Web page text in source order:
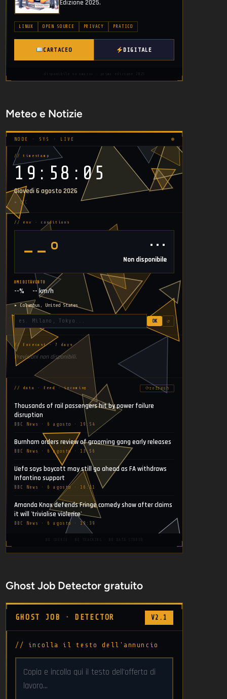
Edizione 2025.
LINUX OPEN SOURCE PRIVACY PRATICO
CARTACEO DIGITALE
Meteo e Notizie
NODE · SYS · LIVE
// timestamp
19:58:06
Giovedì 6 agosto 2026
▸ UTC
// env · conditions
--° ⋯
Non disponibile
UMIDITÀ
--%
VENTO
-- km/h
▸ Columbus, United States
OK ↺
// forecast · 7 days
Previsioni non disponibili.
// data · feed · incoming ⟳refresh
Thousands of rail passengers hit by power failure
disruption
BBC News · 6 agosto · 19:54
Burnham orders review of grooming gang early releases
BBC News · 6 agosto · 13:56
Uefa says boycott may still go ahead as FA withdraws
Infantino support
BBC News · 6 agosto · 16:11
Amanda Knox defends Fringe comedy show after claims
it will 'trivialise violence'
BBC News · 6 agosto · 19:39
Ghost Job Detector gratuito
GHOST JOB · DETECTOR V2.1
// incolla il testo dell'annuncio